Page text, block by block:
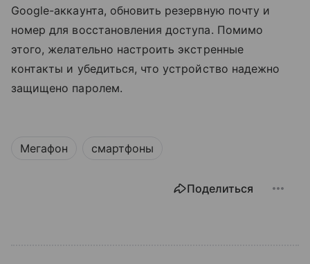
Google-аккаунта, обновить резервную почту и
номер для восстановления доступа. Помимо
этого, желательно настроить экстренные
контакты и убедиться, что устройство надежно
защищено паролем.
Мегафон смартфоны
Поделиться